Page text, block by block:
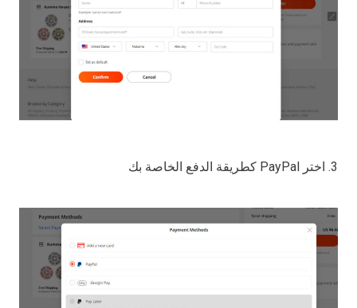
3. اختر PayPal كطريقة الدفع الخاصة بك